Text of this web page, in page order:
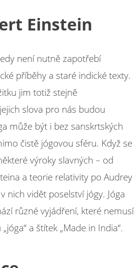
Einstein
není nutně zapotřebí
příběhy a staré indické texty.
jim totiž stejně
slova pro nás budou
může být i bez sanskrtských
čistě jógovou sféru. Když se
výroky slavných – od
a teorie relativity po Audrey
nich vidět poselství jógy. Jóga
různé vyjádření, které nemusí
a štítek „Made in India“.